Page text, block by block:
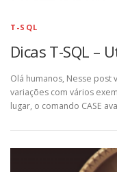
T-SQL
Dicas T-SQL –
Olá humanos, Nesse post
variações com vários
lugar, o comando CASE